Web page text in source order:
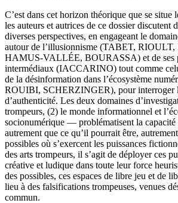
C’est dans cet horizon théorique que se
les auteurs et autrices de ce dossier discutent
diverses perspectives, en engageant le
autour de l’illusionnisme (TABET,
HAMUS-VALLÉE, BOURASSA) et de ses
intermédiaux (IACCARINO) tout comme
de la désinformation dans l’écosystème
ROUIBI, SCHERZINGER), pour interroger
d’authenticité. Les deux domaines
trompeurs, (2) le monde informationnel et
socionumérique — problématisent la capacité
autrement que ce qu’il pourrait être,
possibles où s’exercent les puissances
des arts trompeurs, il s’agit de déployer ces
créative et ludique dans toute leur force
des possibles, ces espaces de libre jeu et de
lieu à des falsifications trompeuses, venues
commun.